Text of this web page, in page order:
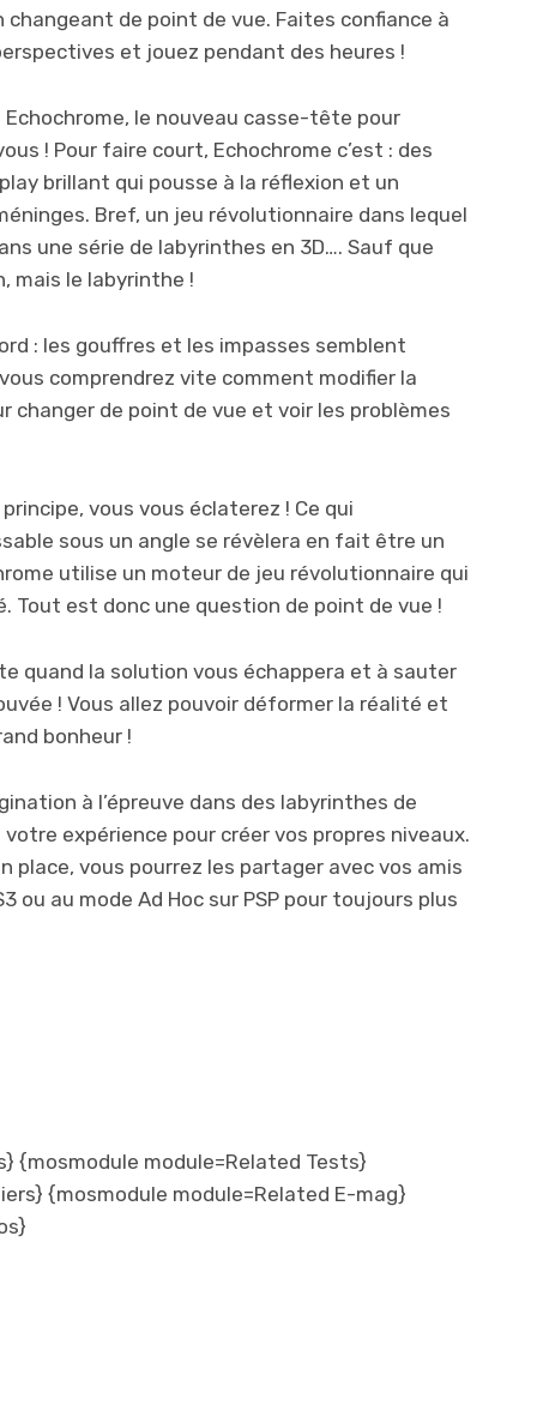
de point de vue. Faites confiance à
et jouez pendant des heures !
le nouveau casse-tête pour
! Pour faire court, Echochrome c’est : des
brillant qui pousse à la réflexion et un
Bref, un jeu révolutionnaire dans lequel
une série de labyrinthes en 3D…. Sauf que
mais le labyrinthe !
: les gouffres et les impasses semblent
comprendrez vite comment modifier la
changer de point de vue et voir les problèmes
vous vous éclaterez ! Ce qui
sous un angle se révèlera en fait être un
utilise un moteur de jeu révolutionnaire qui
Tout est donc une question de point de vue !
quand la solution vous échappera et à sauter
! Vous allez pouvoir déformer la réalité et
bonheur !
à l’épreuve dans des labyrinthes de
expérience pour créer vos propres niveaux.
place, vous pourrez les partager avec vos amis
ou au mode Ad Hoc sur PSP pour toujours plus
{mosmodule module=Related Tests}
{mosmodule module=Related E-mag}